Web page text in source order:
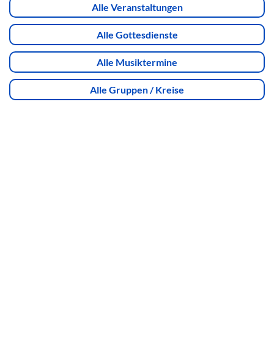
Alle Veranstaltungen
Alle Gottesdienste
Alle Musiktermine
Alle Gruppen / Kreise